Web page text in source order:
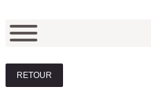
RETOUR